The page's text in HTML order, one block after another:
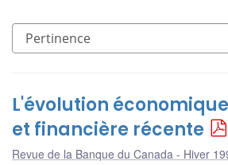
L'évolution économique
et financière récente
Revue de la Banque du Canada - Hiver